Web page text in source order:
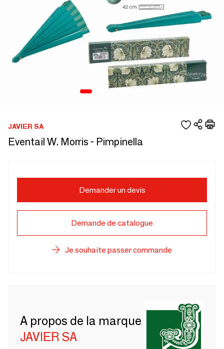
JAVIER SA
Eventail W. Morris - Pimpinella
Demander un devis
Demande de catalogue
Je souhaite passer commande
A propos de la marque
JAVIER SA